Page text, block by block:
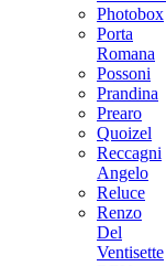
Photobox
Porta
Romana
Possoni
Prandina
Prearo
Quoizel
Reccagni
Angelo
Reluce
Renzo
Del
Ventisette